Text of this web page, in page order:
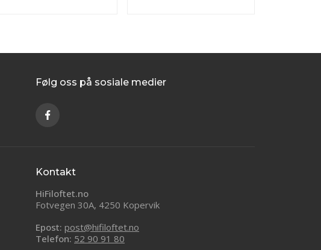
Følg oss på sosiale medier
Kontakt
HiFiloftet.no
Fotvegen 30A, 4250 Kopervik
Epost: post@hifiloftet.no
Telefon: 52 90 91 80